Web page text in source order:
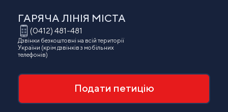
ГАРЯЧА ЛІНІЯ МIСТА
(0412) 481-481
Дзвінки безкоштовні на всій території
України (крім дзвінків з мобільних
телефонів)
Подати петицію